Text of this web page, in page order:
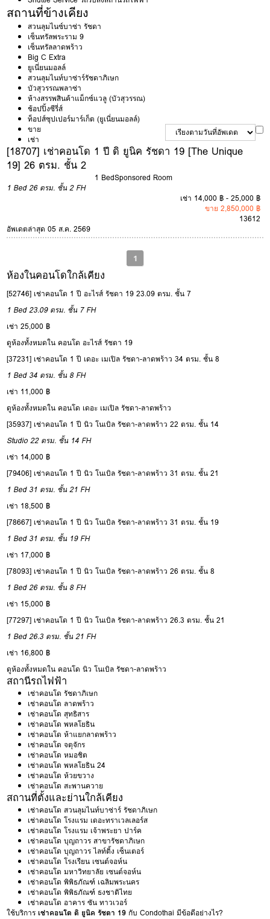
สถานที่ข้างเคียง
สวนลุมไนซ์บาซ่า รัชดา
เซ็นทรัลพระราม 9
เซ็นทรัลลาดพร้าว
Big C Extra
ยูเนี่ยนมอลล์
สวนลุมไนท์บาซ่าร์รัชดาภิเษก
บัวสุวรรณพลาซ่า
ห้างสรรพสินค้าแม็กซ์แวลู (บัวสุวรรณ)
ช้อปปิ้งซีรี่ส์
ท็อปส์ซุปเปอร์มาร์เก็ต (ยูเนี่ยนมอลล์)
ขาย
เช่า
[18707] เช่าคอนโด 1 ปี ดิ ยูนิค รัชดา 19 [The Unique
19] 26 ตรม. ชั้น 2
1 BedSponsored Room
1 Bed 26 ตรม. ชั้น 2 FH
เช่า 14,000 ฿ - 25,000 ฿
ขาย 2,850,000 ฿
13612
อัพเดตล่าสุด 05 ส.ค. 2569
1
ห้องในคอนโดใกล้เคียง
[52746] เช่าคอนโด 1 ปี อะไรส์ รัชดา 19 23.09 ตรม. ชั้น 7
1 Bed 23.09 ตรม. ชั้น 7 FH
เช่า 25,000 ฿
ดูห้องทั้งหมดใน คอนโด อะไรส์ รัชดา 19
[37231] เช่าคอนโด 1 ปี เดอะ เมเปิล รัชดา-ลาดพร้าว 34 ตรม. ชั้น 8
1 Bed 34 ตรม. ชั้น 8 FH
เช่า 11,000 ฿
ดูห้องทั้งหมดใน คอนโด เดอะ เมเปิล รัชดา-ลาดพร้าว
[35937] เช่าคอนโด 1 ปี นิว โนเบิล รัชดา-ลาดพร้าว 22 ตรม. ชั้น 14
Studio 22 ตรม. ชั้น 14 FH
เช่า 14,000 ฿
[79406] เช่าคอนโด 1 ปี นิว โนเบิล รัชดา-ลาดพร้าว 31 ตรม. ชั้น 21
1 Bed 31 ตรม. ชั้น 21 FH
เช่า 18,500 ฿
[78667] เช่าคอนโด 1 ปี นิว โนเบิล รัชดา-ลาดพร้าว 31 ตรม. ชั้น 19
1 Bed 31 ตรม. ชั้น 19 FH
เช่า 17,000 ฿
[78093] เช่าคอนโด 1 ปี นิว โนเบิล รัชดา-ลาดพร้าว 26 ตรม. ชั้น 8
1 Bed 26 ตรม. ชั้น 8 FH
เช่า 15,000 ฿
[77297] เช่าคอนโด 1 ปี นิว โนเบิล รัชดา-ลาดพร้าว 26.3 ตรม. ชั้น 21
1 Bed 26.3 ตรม. ชั้น 21 FH
เช่า 16,800 ฿
ดูห้องทั้งหมดใน คอนโด นิว โนเบิล รัชดา-ลาดพร้าว
สถานีรถไฟฟ้า
เช่าคอนโด รัชดาภิเษก
เช่าคอนโด ลาดพร้าว
เช่าคอนโด สุทธิสาร
เช่าคอนโด พหลโยธิน
เช่าคอนโด ห้าแยกลาดพร้าว
เช่าคอนโด จตุจักร
เช่าคอนโด หมอชิต
เช่าคอนโด พหลโยธิน 24
เช่าคอนโด ห้วยขวาง
เช่าคอนโด สะพานควาย
สถานที่ตั้งและย่านใกล้เคียง
เช่าคอนโด สวนลุมไนท์บาซ่าร์ รัชดาภิเษก
เช่าคอนโด โรงแรม เดอะทราเวลเลอร์ส
เช่าคอนโด โรงแรม เจ้าพระยา ปาร์ค
เช่าคอนโด บุญถาวร สาขารัชดาภิเษก
เช่าคอนโด บุญถาวร ไลท์ติ้ง เซ็นเตอร์
เช่าคอนโด โรงเรียน เซนต์จอห์น
เช่าคอนโด มหาวิทยาลัย เซนต์จอห์น
เช่าคอนโด พิพิธภัณฑ์ เฉลิมพระนคร
เช่าคอนโด พิพิธภัณฑ์ ธงชาติไทย
เช่าคอนโด อาคาร ซัน ทาวเวอร์
ใช้บริการเช่าคอนโด ดิ ยูนิค รัชดา 19 กับ Condothai มีข้อดีอย่างไร?